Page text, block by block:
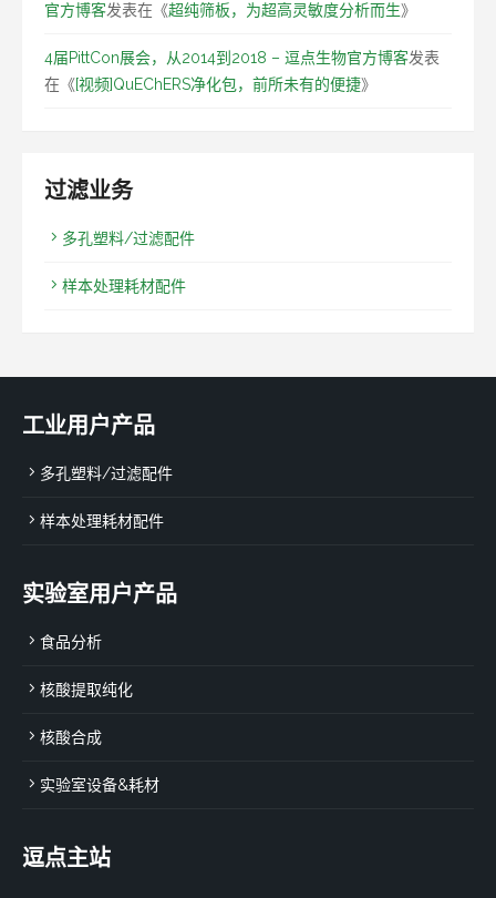
官方博客发表在《超纯筛板，为超高灵敏度分析而生》
4届PittCon展会，从2014到2018 – 逗点生物官方博客发表
在《[视频]QuEChERS净化包，前所未有的便捷》
过滤业务
多孔塑料/过滤配件
样本处理耗材配件
工业用户产品
多孔塑料/过滤配件
样本处理耗材配件
实验室用户产品
食品分析
核酸提取纯化
核酸合成
实验室设备&耗材
逗点主站